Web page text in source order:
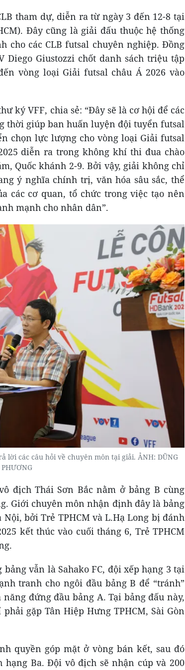
tham dự, diễn ra từ ngày 3 đến 12-8 tại
Đây cũng là giải đấu thuộc hệ thống
cho các CLB futsal chuyên nghiệp. Đồng
Giustozzi chốt danh sách triệu tập
vòng loại Giải futsal châu Á 2026 vào
ký VFF, chia sẻ: “Đây sẽ là cơ hội để các
thời giúp ban huấn luyện đội tuyển futsal
chọn lực lượng cho vòng loại Giải futsal
diễn ra trong không khí thi đua chào
Quốc khánh 2-9. Bởi vậy, giải không chỉ
ý nghĩa chính trị, văn hóa sâu sắc, thể
các cơ quan, tổ chức trong việc tạo nên
mạnh cho nhân dân”.
lời các câu hỏi về chuyên môn tại giải. ẢNH: DŨNG
PHƯƠNG
địch Thái Sơn Bắc nằm ở bảng B cùng
Giới chuyên môn nhận định đây là bảng
bởi Trẻ TPHCM và L.Hạ Long bị đánh
kết thúc vào cuối tháng 6, Trẻ TPHCM
vẫn là Sahako FC, đội xếp hạng 3 tại
tranh cho ngôi đầu bảng B để “tránh”
năng đứng đầu bảng A. Tại bảng đấu này,
gặp Tân Hiệp Hưng TPHCM, Sài Gòn
quyền góp mặt ở vòng bán kết, sau đó
Ba. Đội vô địch sẽ nhận cúp và 200